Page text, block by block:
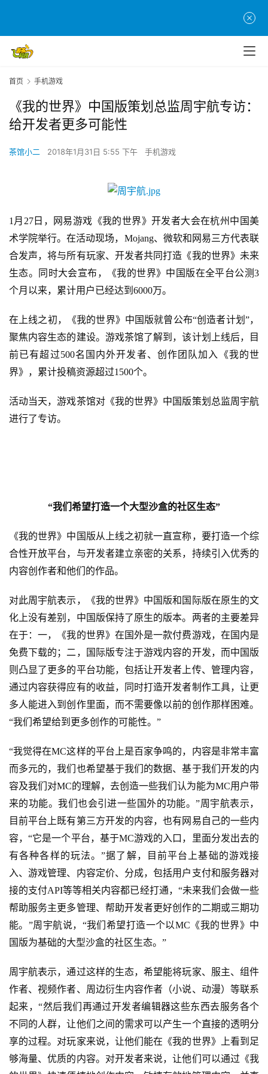
首
页
游
茶
原
创
戏
业
界
手
游
首页 手机游戏
《我的世界》中国版策划总监周宇航专访：
给开发者更多可能性
茶馆小二 2018年1月31日 5:55 下午 手机游戏
1月27日， 网易游戏《我的世界》开发者大会在杭州中国美
术学院举行。在活动现场， Mojang、微软和网易三方代表联
合发声，将与所有玩家、开发者共同打造《我的世界》未来
生态。同时大会宣布， 《我的世界》中国版在全平台公测3
个月以来，累计用户已经达到6000万。
在上线之初， 《我的世界》中国版就曾 公布“创造者计划”，
聚焦内容生态的建设。 游戏茶馆了解到，该计划上线后，目
前已有超过500名国内外开发者、创作团队加入《我的世
界》，累计投稿资源超过1500个。
活动当天，游戏茶馆对《我的世界》中国版策划总监周宇航
进行了专访。
“我们 希望打造一个大型沙盒的社区生态”
《我的世界》中国版从上线之初就一直宣称，要打造一个综
合性开放平台，与开发者建立亲密的关系，持续引入优秀的
内容创作者和他们的作品。
对此周宇航表示，《我的世界》 中国版和国际版在原生的文
化上没有差别，中国版保持了原生的版本。两者的主要差异
在于：一，《我的世界》在国外是一款付费游戏， 在 国内是
免费下载的；二，国际版专注于游戏内容的开发，而中国版
则凸显了更多的平台功能，包括让开发者上传、管理内容，
通过内容获得应有的收益，
同时打造开发者制作工具，让更
多人能进入到创作里面， 而不需要像以前的创作那样困难。
“我们希望给到更多创作的可能性。”
“我觉得在MC这样的平台上是百家争鸣的，内容是非常丰富
而多元的，我们也希望基于我们的数据、基于我们开发的内
容及我们对MC的理解，去创造一些我们认为能为MC用户带
来的功能。我们也会引进一些国外的功能。”周宇航表示，
目前平台上既有第三方开发的内容，也有网易自己的一些内
容，“它是一个平台，基于MC游戏的入口，里面分发出去的
有各种各样的玩法。”据了解，目前平台上基础的游戏接
入、游戏管理、内容定价、分成，包括用户支付和服务器对
接的支付API等等相关内容都已经打通，“未来我们会做一些
帮助服务主更多管理、帮助开发者更好创作的二期或三期功
能。”周宇航说，“我们希望打造一个以MC《我的世界》中
国版为基础的大型沙盒的社区生态。 ”
周宇航表示，通过这样的生态，希望能将玩家、服主、组件
作者、视频作者、周边衍生内容作者（小说、动漫）等联系
起来，“然后我们再通过开发者编辑器这些东西去服务各个
不同的人群，让他们之间的需求可以产生一个直接的透明分
享的过程。对玩家来说，让他们能在《我的世界》上看到足
够海量、优质的内容。对开发者来说，让他们可以通过《我